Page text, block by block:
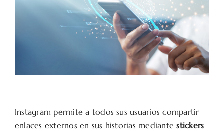
Instagram permite a todos sus usuarios compartir
enlaces externos en sus historias mediantestickers